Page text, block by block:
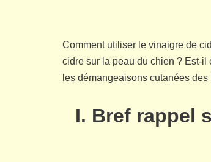
Comment utiliser le vinaigre de
cidre sur la peau du chien ? Est-il
les démangeaisons cutanées
I. Bref rappel